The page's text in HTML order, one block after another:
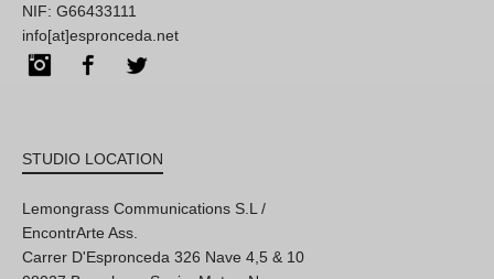
NIF: G66433111
info[at]espronceda.net
InstagramFacebook
STUDIO LOCATION
Lemongrass Communications S.L /
EncontrArte Ass.
Carrer D'Espronceda 326 Nave 4,5 & 10